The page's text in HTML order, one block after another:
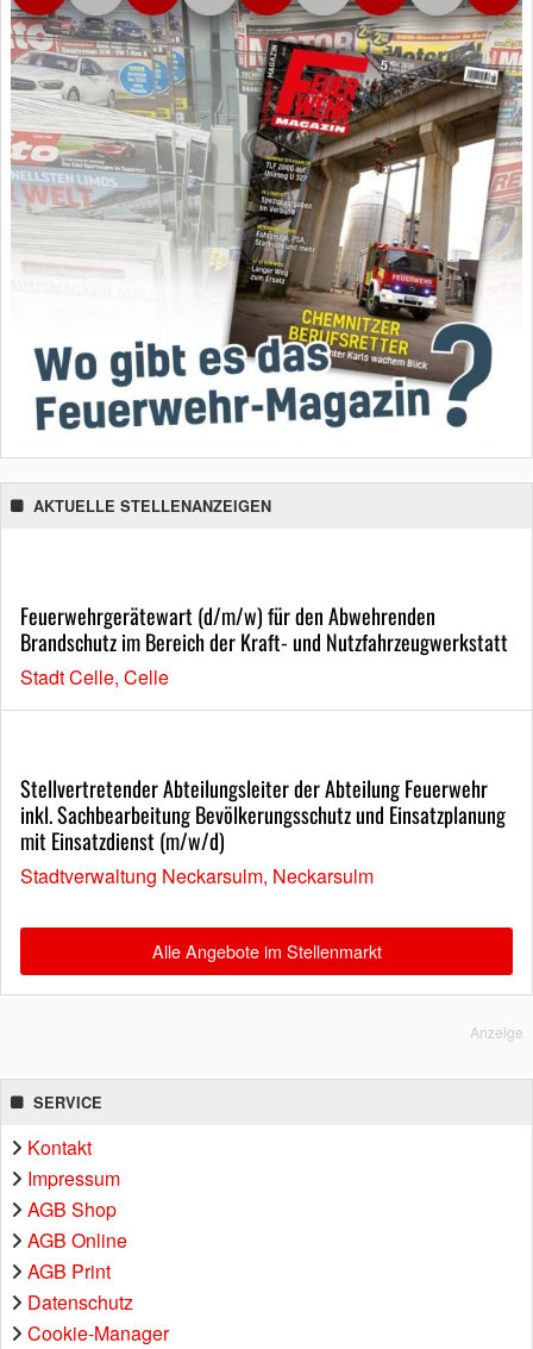
AKTUELLE STELLENANZEIGEN
Feuerwehrgerätewart (d/m/w) für den Abwehrenden
Brandschutz im Bereich der Kraft- und Nutzfahrzeugwerkstatt
Stadt Celle, Celle
Stellvertretender Abteilungsleiter der Abteilung Feuerwehr
inkl. Sachbearbeitung Bevölkerungsschutz und Einsatzplanung
mit Einsatzdienst (m/w/d)
Stadtverwaltung Neckarsulm, Neckarsulm
Alle Angebote im Stellenmarkt
Anzeige
SERVICE
Kontakt
Impressum
AGB Shop
AGB Online
AGB Print
Datenschutz
Cookie-Manager